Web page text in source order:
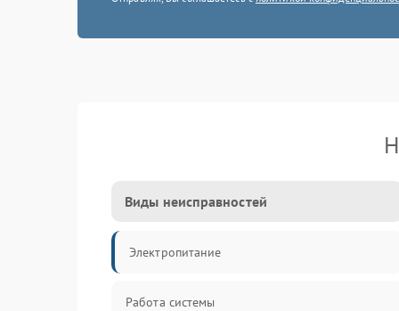
Виды неисправностей
Электропитание
Работа системы